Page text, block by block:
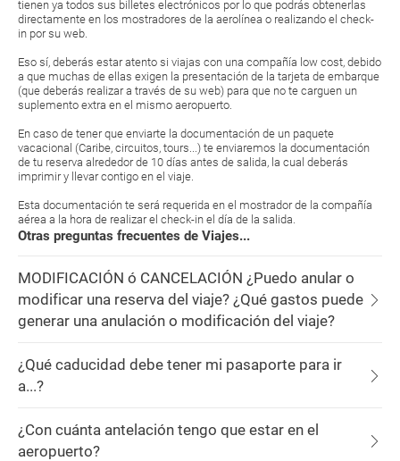
tienen ya todos sus billetes electrónicos por lo que podrás obtenerlas
directamente en los mostradores de la aerolínea o realizando el check-
in por su web.
Eso sí, deberás estar atento si viajas con una compañía low cost, debido
a que muchas de ellas exigen la presentación de la tarjeta de embarque
(que deberás realizar a través de su web) para que no te carguen un
suplemento extra en el mismo aeropuerto.
En caso de tener que enviarte la documentación de un paquete
vacacional (Caribe, circuitos, tours...) te enviaremos la documentación
de tu reserva alrededor de 10 días antes de salida, la cual deberás
imprimir y llevar contigo en el viaje.
Esta documentación te será requerida en el mostrador de la compañía
aérea a la hora de realizar el check-in el día de la salida.
Otras preguntas frecuentes de Viajes...
MODIFICACIÓN ó CANCELACIÓN ¿Puedo anular o
modificar una reserva del viaje? ¿Qué gastos puede
generar una anulación o modificación del viaje?
¿Qué caducidad debe tener mi pasaporte para ir
a...?
¿Con cuánta antelación tengo que estar en el
aeropuerto?